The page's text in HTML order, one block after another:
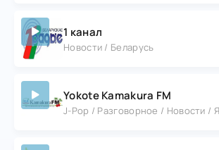
1 канал
Новости / Беларусь
Yokote Kamakura FM
J-Pop / Разговорное / Новости /